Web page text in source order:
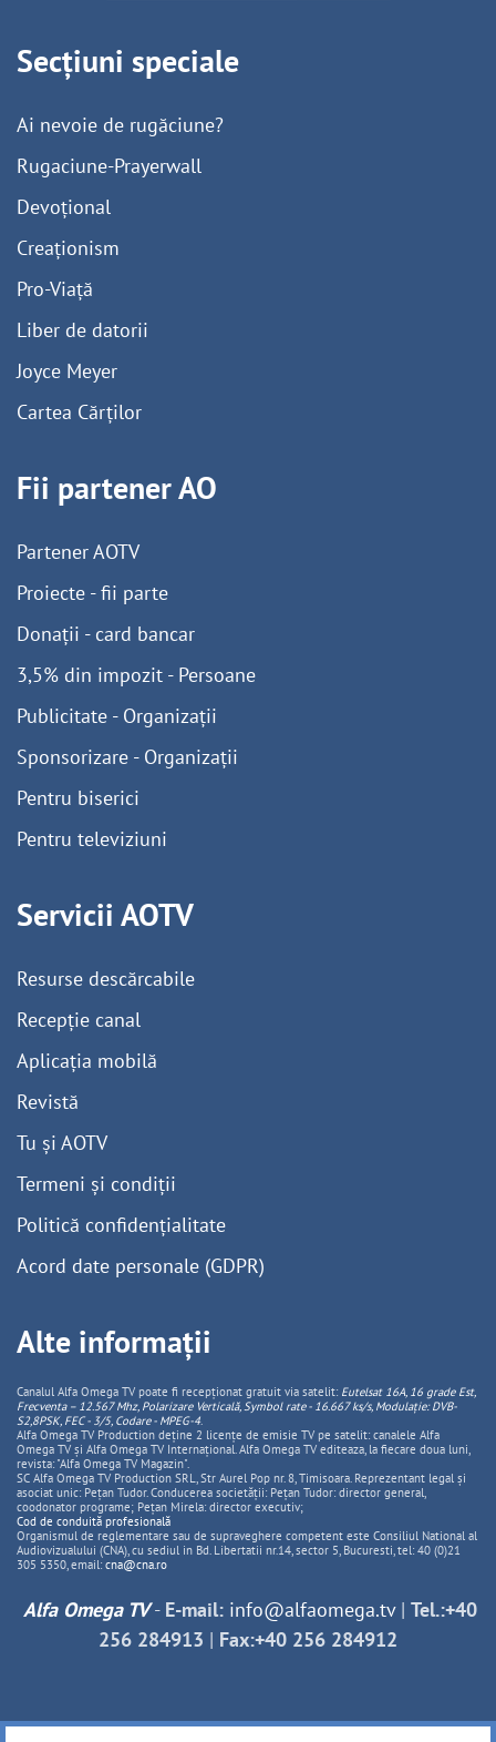
Secțiuni speciale
Ai nevoie de rugăciune?
Rugaciune-Prayerwall
Devoțional
Creaționism
Pro-Viață
Liber de datorii
Joyce Meyer
Cartea Cărților
Fii partener AO
Partener AOTV
Proiecte - fii parte
Donații - card bancar
3,5% din impozit - Persoane
Publicitate - Organizații
Sponsorizare - Organizații
Pentru biserici
Pentru televiziuni
Servicii AOTV
Resurse descărcabile
Recepție canal
Aplicația mobilă
Revistă
Tu și AOTV
Termeni și condiții
Politică confidențialitate
Acord date personale (GDPR)
Alte informații
Canalul Alfa Omega TV poate fi recepționat gratuit via satelit: Eutelsat 16A, 16 grade Est,
Frecventa – 12.567 Mhz, PolarizareVerticală, Symbol rate - 16.667 ks/s, Modulație: DVB-
S2,8PSK, FEC - 3/5, Codare - MPEG-4.
Alfa Omega TV Production deține 2 licențe de emisie TV pe satelit: canalele Alfa
Omega TV și Alfa Omega TV Internațional. Alfa Omega TV editeaza, la fiecare doua luni,
revista: "Alfa Omega TV Magazin".
SC Alfa Omega TV Production SRL, Str Aurel Pop nr. 8, Timisoara. Reprezentant legal și
asociat unic: Pețan Tudor. Conducerea societății: Pețan Tudor: director general,
coodonator programe; Pețan Mirela: director executiv;
Cod de conduită profesională
Organismul de reglementare sau de supraveghere competent este Consiliul National al
Audiovizualului (CNA), cu sediul in Bd. Libertatii nr.14, sector 5, Bucuresti, tel: 40 (0)21
305 5350, email: cna@cna.ro
Alfa Omega TV- E-mail: info@alfaomega.tv| Tel.:+40
256 284913 | Fax:+40 256 284912